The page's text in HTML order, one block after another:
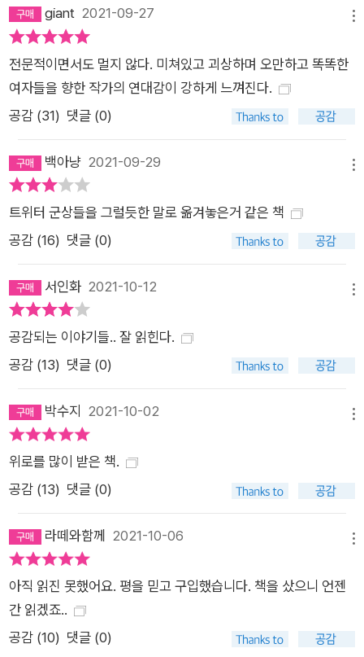
된 병명을 진단받지 못해 우울과 불안이 나타날 수 있다고 말한
다. 세상에는 엄살로 여겨지고 침묵을 강요당한, 여전히 제대로
논의가 이루어지지 못한 고통들이 있다고 주장한다. 여성의 우울
증을 들여다보는 일은, 그동안 우리 사회에서 이해받지 못했던 고
드는 일이다. 우리는 누구의 관점에서 누구의 아픔을 어떻게 들여
다보아야 할까. 『미쳐있고 괴상하며 오만하고 똑똑한 여자들』은
이러한 질문에 질병 당사자로서, 동시에 연구자로서 연대하며 답
행위자로, 대상이 아닌 주체로 우리의 경험을 지식으로 만들어 가
는 시도 우리 없이 우리에 대한 것은 없다 『미쳐있고 괴상하며 오
만하고 똑똑한 여자들』 속 우울증 여성 당사자들은 누구보다 열
심히 자신의 경험을 해석하고 서사를 만들어 가는 사람들이다. 하
미나 작가는 당사자들이 어떤 방식으로 질병을 받아들이고 회복
해 나가는지를 조명한다. 여성들은 의학적 자원의 한계를 누구보
다 잘 인지하고 있으며, 이를 적절히 활용하여 자기 몸의 전문가
로서 치료에 참여한다. 이 책은 가장 대중적인 약물 치료부터 종
교, 무속신앙, 정신분석학에 기반한 상담 치료 등 인터뷰이들의
다양한 치료 경험을 전하며, 우울증 연구와 치료의 ‘대상’으로만
그려졌던 여성 환자들의 주체성을 되살린다. 인터뷰이들의 질병
서사가 한자리에 모일 때, 우리들 ‘사이’의 이야기가 두드러진다.
에 의해서 다시 쓰이고 말해지고 발견되어야 한다”라는 말에서
출발해, 그간 진료실에서 충분히 다루어지지 않았던, 한국 사회에
서 2~30대 여성들이 우울을 겪게 되는 배경을 구조적으로 짚어
나간다. 2부에서는 당사자들이 추적해 나간 우울의 원인을 〈가
들은, “가부장제의 가족 제도 안에서 엄마를 지키기 위해 어린 시
giant 2021-09-27
전문적이면서도 멀지 않다. 미쳐있고 괴상하며 오만하고 똑똑한
여자들을 향한 작가의 연대감이 강하게 느껴진다.
공감 (31) 댓글 (0)
백아냥 2021-09-29
트위터 군상들을 그럴듯한 말로 옮겨놓은거 같은 책
공감 (16) 댓글 (0)
서인화 2021-10-12
공감되는 이야기들.. 잘 읽힌다.
공감 (13) 댓글 (0)
박수지 2021-10-02
위로를 많이 받은 책.
공감 (13) 댓글 (0)
라떼와함께 2021-10-06
아직 읽진 못했어요. 평을 믿고 구입했습니다. 책을 샀으니 언젠
간 읽겠죠..
공감 (10) 댓글 (0)